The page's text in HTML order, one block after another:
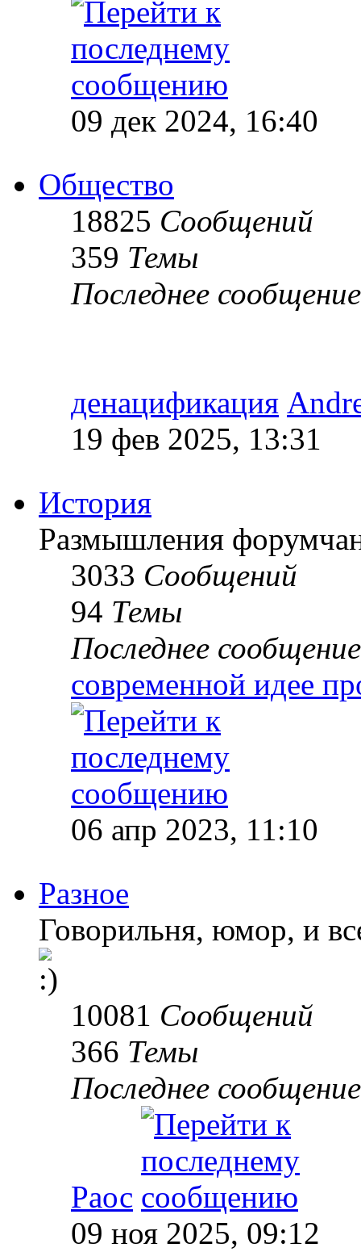
09 дек 2024, 16:40
Общество
18825 Сообщений
359 Темы
Последнее сообщение
денацификация
19 фев 2025, 13:31
История
Размышления
3033 Сообщений
94 Темы
Последнее сообщение
современной идее
06 апр 2023, 11:10
Разное
Говорильня, юмор, и
10081 Сообщений
366 Темы
Последнее сообщение
Раос
09 ноя 2025, 09:12